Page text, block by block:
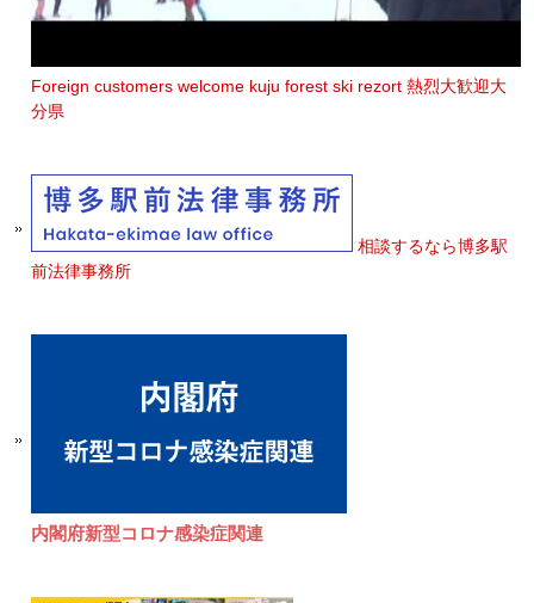
Foreign customers welcome kuju forest ski rezort 熱烈大歓迎大
分県
相談するなら博多駅
前法律事務所
内閣府新型コロナ感染症関連